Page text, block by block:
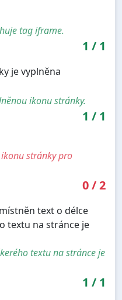
tag iframe.
1 / 1
je vyplněna
ikonu stránky.
1 / 1
stránky pro
0/2
text o délce
textu na stránce je
textu na stránce je
1 / 1